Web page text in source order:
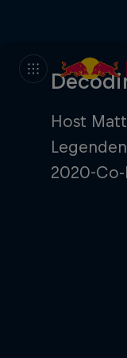
Host
2020-